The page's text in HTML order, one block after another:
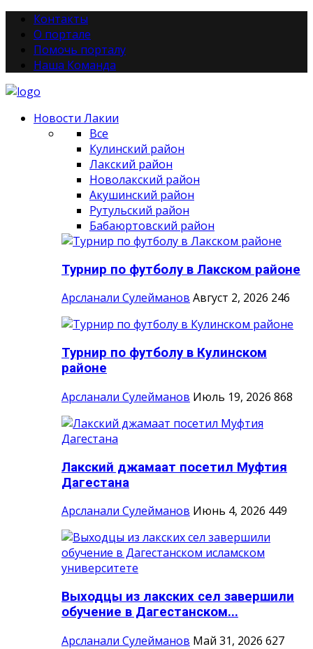
Контакты
О портале
Помочь порталу
Наша Команда
Новости Лакии
Все
Кулинский район
Лакский район
Новолакский район
Акушинский район
Рутульский район
Бабаюртовский район
Турнир по футболу в Лакском районе
Арсланали Сулейманов Август 2, 2026 246
Турнир по футболу в Кулинском
районе
Арсланали Сулейманов Июль 19, 2026 868
Лакский джамаат посетил Муфтия
Дагестана
Арсланали Сулейманов Июнь 4, 2026 449
Выходцы из лакских сел завершили
обучение в Дагестанском...
Арсланали Сулейманов Май 31, 2026 627